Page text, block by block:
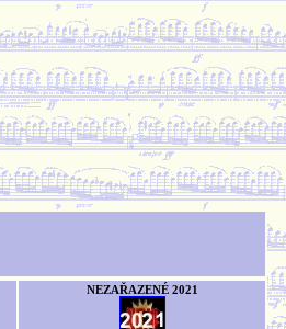
NEZAŘAZENÉ 2021